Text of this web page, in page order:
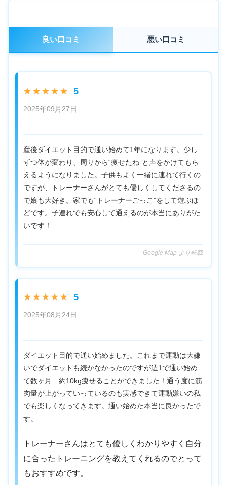
良い口コミ 悪い口コミ
★★★★★ 5
2025年09月27日
産後ダイエット目的で通い始めて1年になります。少し
ずつ体が変わり、周りから“痩せたね”と声をかけてもら
えるようになりました。子供もよく一緒に連れて行くの
ですが、トレーナーさんがとても優しくしてくださるの
で娘も大好き。家でも“トレーナーごっこ”をして遊ぶほ
どです。子連れでも安心して通えるのが本当にありがた
いです！
Google Map より転載
★★★★★ 5
2025年08月24日
ダイエット目的で通い始めました。これまで運動は大嫌
いでダイエットも続かなかったのですが週1で通い始め
て数ヶ月…約10kg痩せることができました！通う度に筋
肉量が上がっていっているのも実感できて運動嫌いの私
でも楽しくなってきます。通い始めた本当に良かったで
す。
トレーナーさんはとても優しくわかりやすく自分
に合ったトレーニングを教えてくれるのでとって
もおすすめです。